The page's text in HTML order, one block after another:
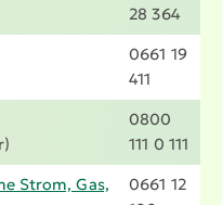
28 364
0661 19
411
0800
111 0 111
Strom, Gas,
0661 12